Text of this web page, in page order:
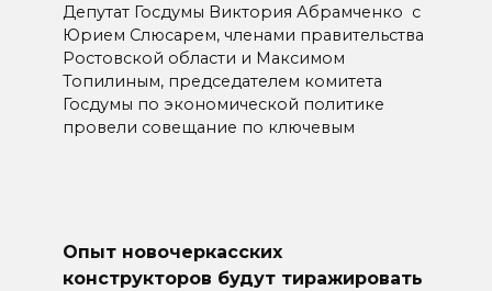
Депутат Госдумы Виктория Абрамченко с
Юрием Слюсарем, членами правительства
Ростовской области и Максимом
Топилиным, председателем комитета
Госдумы по экономической политике
провели совещание по ключевым
Опыт новочеркасских
конструкторов будут тиражировать